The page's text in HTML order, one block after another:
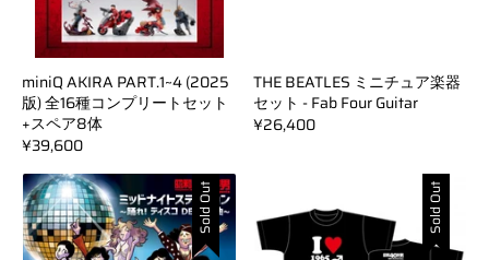
miniQ AKIRA PART.1~4 (2025
版) 全16種コンプリートセット
+スペア8体
¥39,600
THE BEATLES ミニチュア楽器
セット - Fab Four Guitar
¥26,400
Sold Out Sold Out